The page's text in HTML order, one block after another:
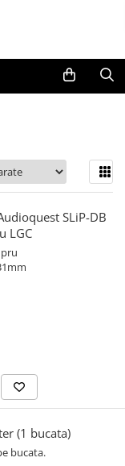
SLiP-DB
LGC
(1 bucata)
bucata.